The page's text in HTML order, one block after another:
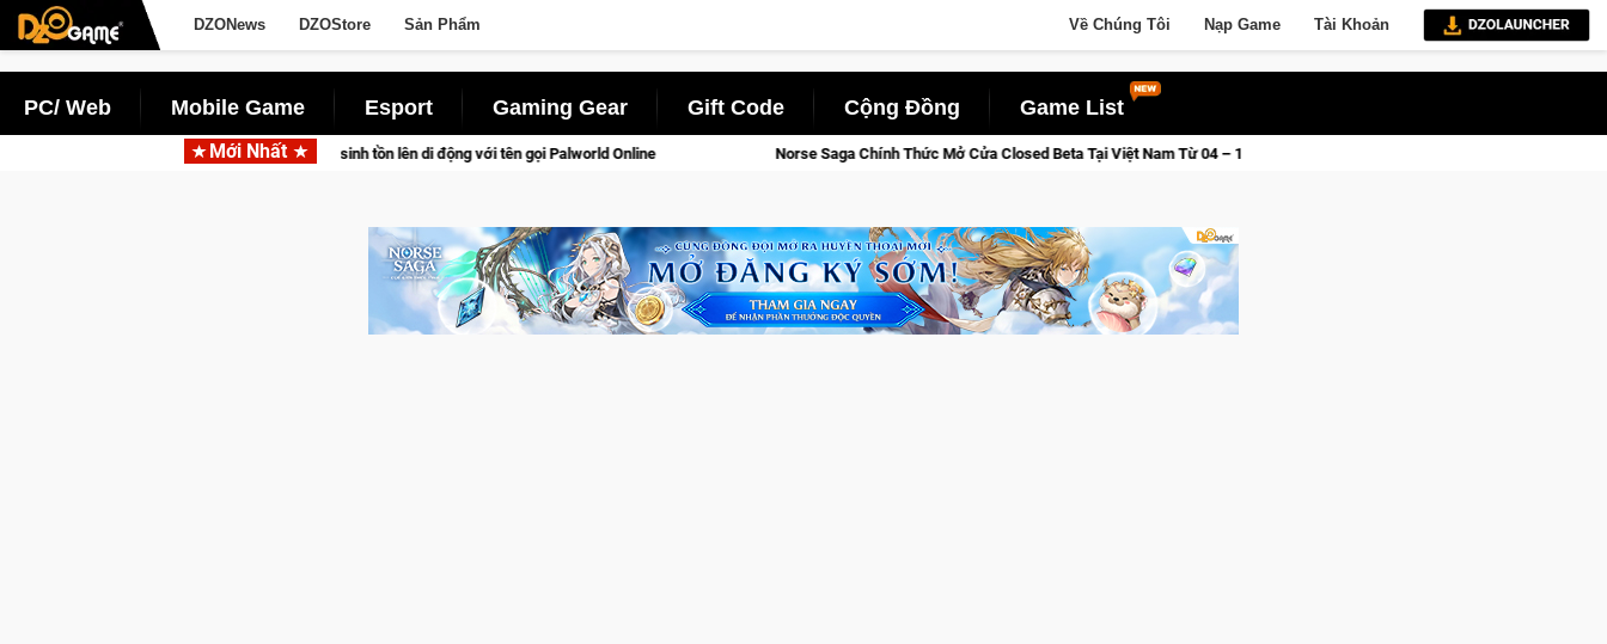
DZONews DZOStore Sản Phẩm Về Chúng Tôi Nạp Game Tài Khoản
PC/ Web Mobile Game Esport Gaming Gear Gift Code Cộng Đồng Game List
Mới Nhất
sinh tồn lên di động với tên gọi Palworld Online Norse Saga Chính Thức Mở Cửa Closed Beta Tại Việt Nam Từ 04 – 11/08/2026 Gia Nhập Closed Beta Norse Saga: Cửu Giới Thức Tỉnh, Săn DJI Osmo